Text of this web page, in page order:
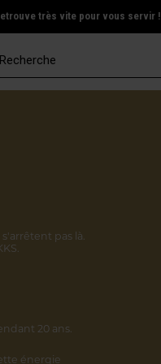
très vite pour vous servir !
pas là.
20 ans.
énergie